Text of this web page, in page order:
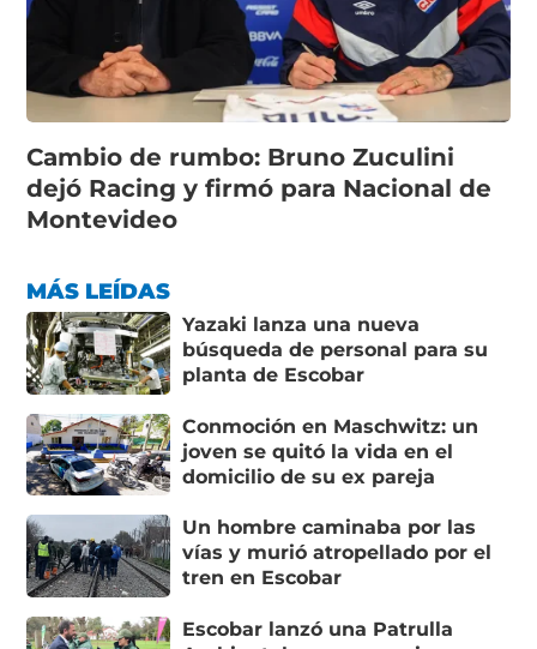
Cambio de rumbo: Bruno Zuculini
dejó Racing y firmó para Nacional de
Montevideo
MÁS LEÍDAS
Yazaki lanza una nueva
búsqueda de personal para su
planta de Escobar
Conmoción en Maschwitz: un
joven se quitó la vida en el
domicilio de su ex pareja
Un hombre caminaba por las
vías y murió atropellado por el
tren en Escobar
Escobar lanzó una Patrulla